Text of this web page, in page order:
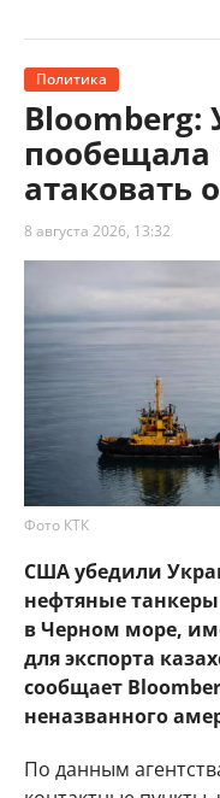
Политика
Bloomberg:
атаковать
8 августа 2026, 13:32
Фото КТК
США убедили
нефтяные
в Черном море,
для экспорта
сообщает
неназванного
По данным